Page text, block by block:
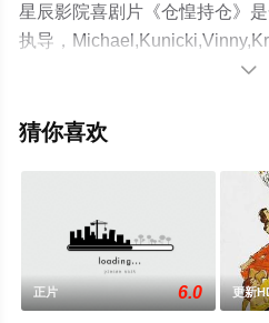
星辰影院喜剧片《仓惶持仓》
执导，
精彩演绎的美国电影，手机免
影、电视猫或剧情网等平台了解

猜你喜欢
正片 6.0 更新